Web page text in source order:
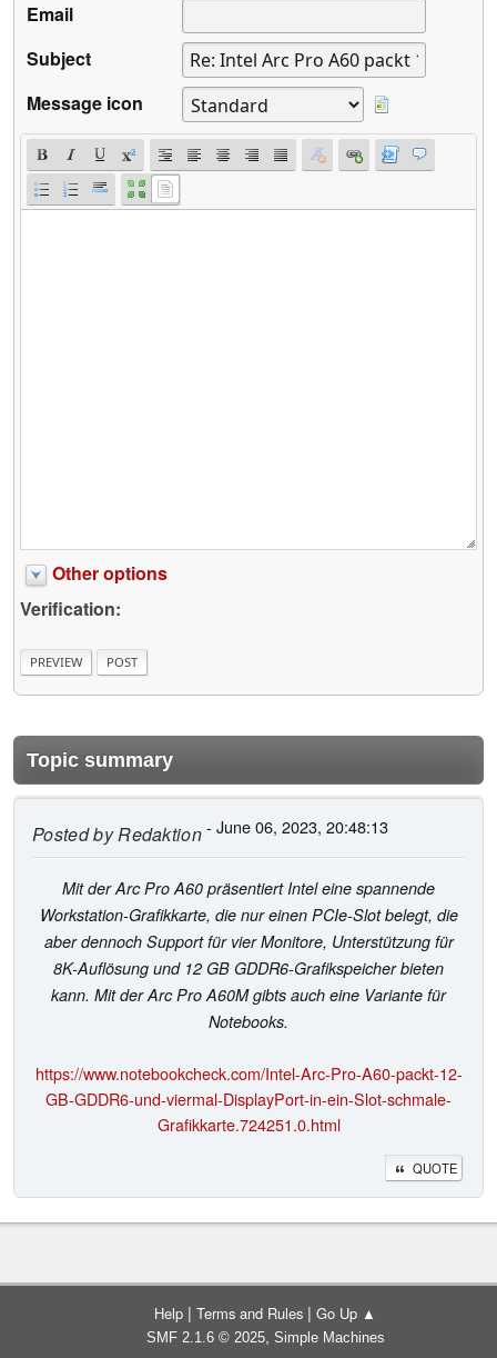
Email
Subject
Message icon
Other options
Verification:
Topic summary
Posted byRedaktion- June 06, 2023, 20:48:13
Mit der Arc Pro A60 präsentiert Intel eine spannende
Workstation-Grafikkarte, die nur einen PCIe-Slot belegt, die
aber dennoch Support für vier Monitore, Unterstützung für
8K-Auflösung und 12 GB GDDR6-Grafikspeicher bieten
kann. Mit der Arc Pro A60M gibts auch eine Variante für
Notebooks.
https://www.notebookcheck.com/Intel-Arc-Pro-A60-packt-12-
GB-GDDR6-und-viermal-DisplayPort-in-ein-Slot-schmale-
Grafikkarte.724251.0.html
QUOTE
Help | Terms and Rules | Go Up ▲
SMF 2.1.6 © 2025, Simple Machines